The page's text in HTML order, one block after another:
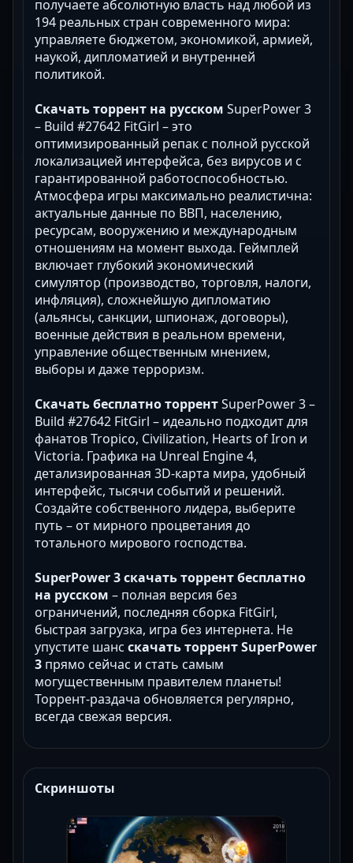
получаете абсолютную власть над любой из
194 реальных стран современного мира:
управляете бюджетом, экономикой, армией,
наукой, дипломатией и внутренней
политикой.
Скачать торрент на русском SuperPower 3
– Build #27642 FitGirl – это
оптимизированный репак с полной русской
локализацией интерфейса, без вирусов и с
гарантированной работоспособностью.
Атмосфера игры максимально реалистична:
актуальные данные по ВВП, населению,
ресурсам, вооружению и международным
отношениям на момент выхода. Геймплей
включает глубокий экономический
симулятор (производство, торговля, налоги,
инфляция), сложнейшую дипломатию
(альянсы, санкции, шпионаж, договоры),
военные действия в реальном времени,
управление общественным мнением,
выборы и даже терроризм.
Скачать бесплатно торрентSuperPower 3 –
Build #27642 FitGirl – идеально подходит для
фанатов Tropico, Civilization, Hearts of Iron и
Victoria. Графика на Unreal Engine 4,
детализированная 3D-карта мира, удобный
интерфейс, тысячи событий и решений.
Создайте собственного лидера, выберите
путь – от мирного процветания до
тотального мирового господства.
SuperPower 3 скачать торрент бесплатно
на русском – полная версия без
ограничений, последняя сборка FitGirl,
быстрая загрузка, игра без интернета. Не
упустите шанс скачать торрент SuperPower
3 прямо сейчас и стать самым
могущественным правителем планеты!
Торрент-раздача обновляется регулярно,
всегда свежая версия.
Скриншоты